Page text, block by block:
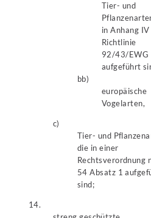
Tier- und
in Anhang
Richtlinie
92/43/EWG
aufgeführt
bb)
europäische
Vogelarten,
c)
Tier- und
die in einer
Rechtsverordnung
54 Absatz 1
sind;
14.